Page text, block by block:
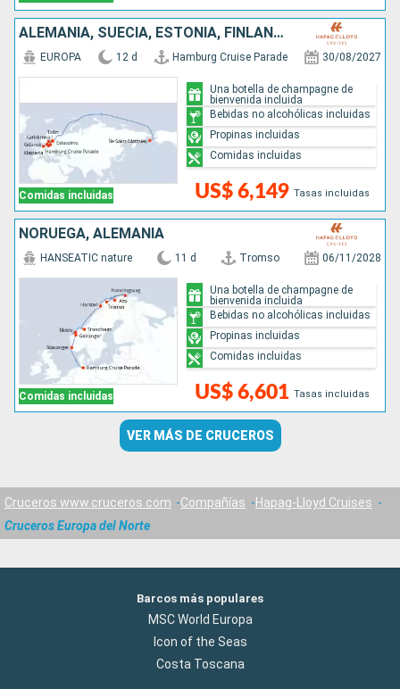
ALEMANIA, SUECIA, ESTONIA, FINLANDIA, LITUANIA, POLONIA, ISLANDIA
Comidas incluidas
EUROPA 12 d Hamburg Cruise Parade 30/08/2027
US$ 6,149 Tasas incluidas
Una botella de champagne de
bienvenida incluida
Bebidas no alcohólicas incluidas
Propinas incluidas
Comidas incluidas
NORUEGA, ALEMANIA
Comidas incluidas
HANSEATIC nature 11 d Tromso 06/11/2028
US$ 6,601 Tasas incluidas
Una botella de champagne de
bienvenida incluida
Bebidas no alcohólicas incluidas
Propinas incluidas
Comidas incluidas
VER MÁS DE CRUCEROS
Cruceros www.cruceros.com Compañías
Hapag-Lloyd Cruises
Cruceros Europa del Norte
Barcos más populares
MSC World Europa
Icon of the Seas
Costa Toscana